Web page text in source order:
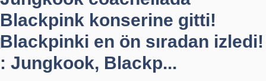
Blackpink konserine gitti!
Blackpinki en ön sıradan izledi!
: Jungkook, Blackp...